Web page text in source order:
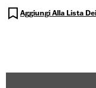
Aggiungi Alla Lista